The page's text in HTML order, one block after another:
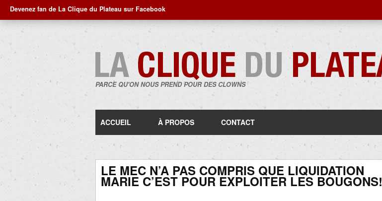
Devenez fan de La Clique du Plateau sur Facebook
PARCE QU'ON NOUS PREND POUR DES CLOWNS
au
ACCUEIL À PROPOS CONTACT
LE MEC N’A PAS COMPRIS QUE LIQUIDATION
MARIE C’EST POUR EXPLOITER LES BOUGONS!